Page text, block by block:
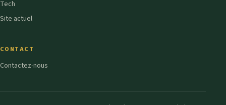
Tech
Site actuel
CONTACT
Contactez-nous